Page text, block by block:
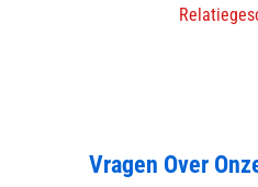
Vragen Over